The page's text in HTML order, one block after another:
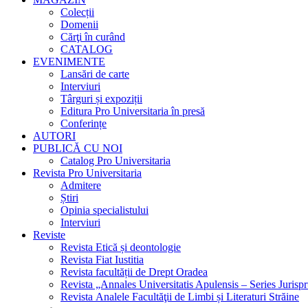
Colecții
Domenii
Cărţi în curând
CATALOG
EVENIMENTE
Lansări de carte
Interviuri
Târguri și expoziții
Editura Pro Universitaria în presă
Conferințe
AUTORI
PUBLICĂ CU NOI
Catalog Pro Universitaria
Revista Pro Universitaria
Admitere
Știri
Opinia specialistului
Interviuri
Reviste
Revista Etică și deontologie
Revista Fiat Iustitia
Revista facultății de Drept Oradea
Revista „Annales Universitatis Apulensis – Series
Revista Analele Facultăţii de Limbi și Literaturi Străine